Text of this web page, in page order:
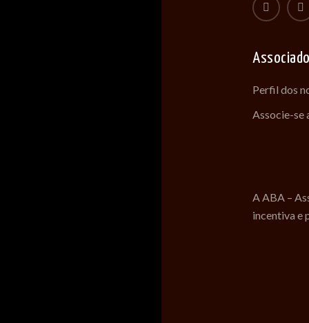
Perfil dos
Associe-se
A ABA –
incentiva e